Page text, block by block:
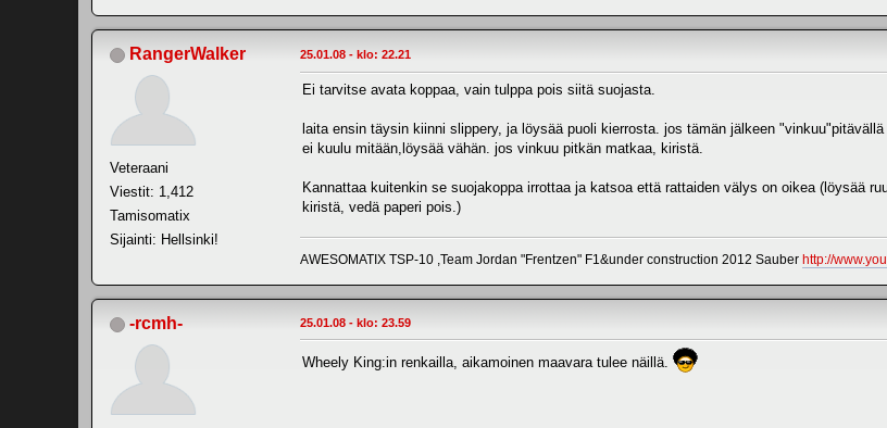
RangerWalker
Veteraani
Viestit: 1,412
Tamisomatix
Sijainti: Hellsinki!
25.01.08 - klo: 22.21
Ei tarvitse avata koppaa, vain tulppa pois siitä suojasta.
laita ensin täysin kiinni slippery, ja löysää puoli kierrosta. jos tämän jälkeen
ei kuulu mitään,löysää vähän. jos vinkuu pitkän matkaa, kiristä.
Kannattaa kuitenkin se suojakoppa irrottaa ja katsoa että rattaiden välys on oikea (löysää
kiristä, vedä paperi pois.)
AWESOMATIX TSP-10 ,Team Jordan "Frentzen" F1&under construction 2012 Sauber http://
-rcmh- 25.01.08 - klo: 23.59
Wheely King:in renkailla, aikamoinen maavara tulee näillä.